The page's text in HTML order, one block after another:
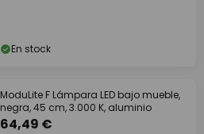
En stock
ModuLite F Lámpara LED bajo mueble,
negra, 45 cm, 3.000 K, aluminio
64,49 €